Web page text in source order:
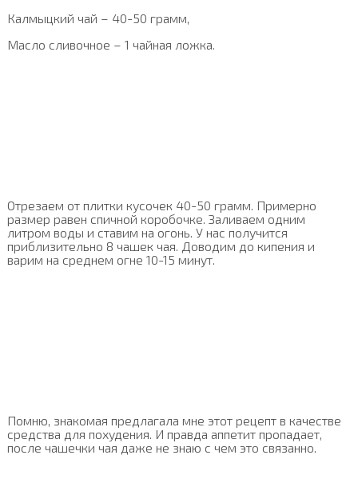
Калмыцкий чай – 40-50 грамм,
Масло сливочное – 1 чайная ложка.
Отрезаем от плитки кусочек 40-50 грамм. Примерно
размер равен спичной коробочке. Заливаем одним
литром воды и ставим на огонь. У нас получится
приблизительно 8 чашек чая. Доводим до кипения и
варим на среднем огне 10-15 минут.
Помню, знакомая предлагала мне этот рецепт в качестве
средства для похудения. И правда аппетит пропадает,
после чашечки чая даже не знаю с чем это связанно.